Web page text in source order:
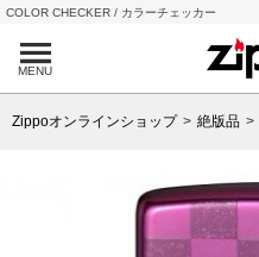
COLOR CHECKER / カラーチェッカー
MENU
Zippoオンラインショップ 絶版品